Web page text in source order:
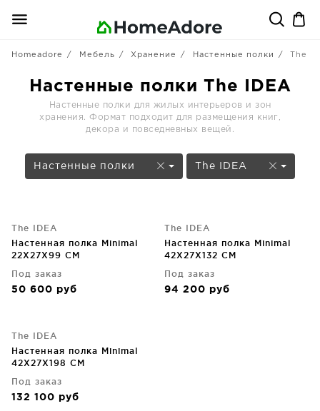
Homeadore Мебель Хранение Настенные полки The
Настенные полки The IDEA
Настенные полки для жилых интерьеров и зон
хранения. Формат подходит для размещения книг,
декора и повседневных вещей.
Настенные полки The IDEA
The IDEA
Настенная полка Minimal
22X27X99 CM
Под заказ
50 600 руб
The IDEA
Настенная полка Minimal
42X27X132 CM
Под заказ
94 200 руб
The IDEA
Настенная полка Minimal
42X27X198 CM
Под заказ
132 100 руб